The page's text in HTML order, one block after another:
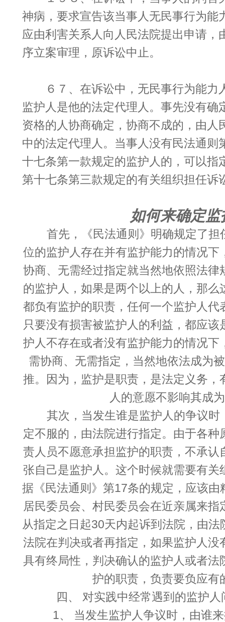
神病，要求宣告该当事人无民事行为能
应由利害关系人向人民法院提出申请，
序立案审理，原诉讼中止。
６７、在诉讼中，无民事行为能力
监护人是他的法定代理人。事先没有确
资格的人协商确定，协商不成的，由人
中的法定代理人。当事人没有民法通则
十七条第一款规定的监护人的，可以指
第十七条第三款规定的有关组织担任诉
如何来确定监
首先，《民法通则》明确规定了
位的监护人存在并有监护能力的情况下
协商、无需经过指定就当然地依照法律
的监护人，如果是两个以上的人，那
都负有监护的职责，任何一个监护人代
只要没有损害被监护人的利益，都应
护人不存在或者没有监护能力的情况下
需协商、无需指定，当然地依法成为
推。因为，监护是职责，是法定义务，
人的意愿不影响其成
其次，当发生谁是监护人的争议
定不服的，由法院进行指定。由于各
责人员不愿意承担监护的职责，不承认
张自己是监护人。这个时候就需要有关
据《民法通则》第17条的规定，应该
居民委员会、村民委员会在近亲属来
从指定之日起30天内起诉到法院，由
法院在判决或者再指定，如果监护人没
具有终局性，判决确认的监护人或者法
护的职责，负责要负应有
四、 对实践中经常遇到的监护
1、 当发生监护人争议时，由谁